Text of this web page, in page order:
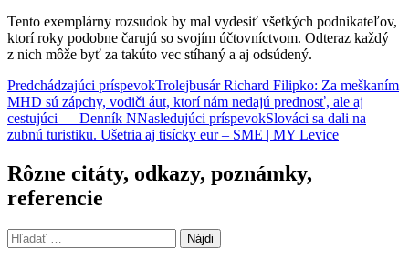
Tento exemplárny rozsudok by mal vydesiť všetkých podnikateľov,
ktorí roky podobne čarujú so svojím účtovníctvom. Odteraz každý
z nich môže byť za takúto vec stíhaný a aj odsúdený.
Navigácia
článkami
Predchádzajúci príspevokTrolejbusár Richard Filipko: Za meškaním
MHD sú zápchy, vodiči áut, ktorí nám nedajú prednosť, ale aj
cestujúci — Denník NNasledujúci príspevokSlováci sa dali na
zubnú turistiku. Ušetria aj tisícky eur – SME | MY Levice
Rôzne citáty, odkazy, poznámky,
referencie
Hľadať: